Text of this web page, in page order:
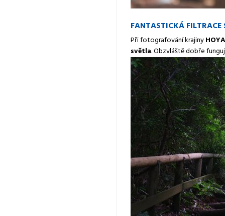
FANTASTICKÁ
Při fotografování krajiny
světla. Obzvláště dobře